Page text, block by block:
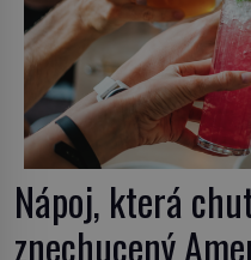
Nápoj, která
znechucený